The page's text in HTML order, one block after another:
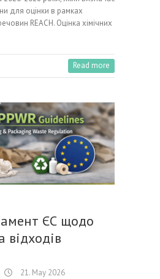
для оцінки в рамках
REACH. Оцінка хімічних
Read more
ЄС щодо
відходів
21. May 2026